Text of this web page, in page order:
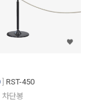
RST-450
단봉